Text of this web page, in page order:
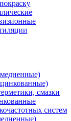
смазки
систем